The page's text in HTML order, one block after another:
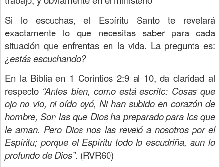
Si lo escuchas, el Espíritu Santo te revelará
exactamente lo que necesitas saber para cada
situación que enfrentas en la vida. La pregunta es:
¿estás escuchando?
En la Biblia en 1 Corintios 2:9 al 10, da claridad al
respecto “Antes bien, como está escrito: Cosas que
ojo no vio, ni oído oyó, Ni han subido en corazón de
hombre, Son las que Dios ha preparado para los que
le aman. Pero Dios nos las reveló a nosotros por el
Espíritu; porque el Espíritu todo lo escudriña, aun lo
profundo de Dios”. (RVR60)